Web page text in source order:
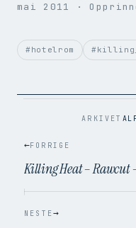
BITRATE
FILSTØRRELSE
mai 2011 ·
#hotelrom
ARKIVET
←FORRIGE
Killing Heat – Rawcut
NESTE→